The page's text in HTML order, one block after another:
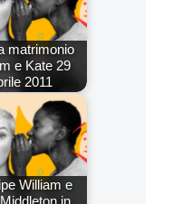
matrimonio
e Kate 29
2011
William e